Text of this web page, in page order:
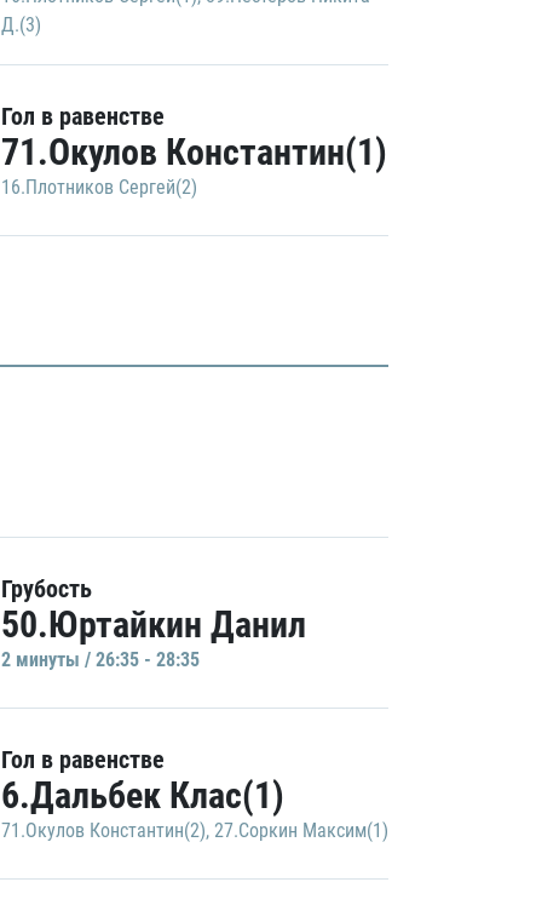
Д.(3)
Гол в равенстве
71.Окулов Константин(1)
16.Плотников Сергей(2)
Грубость
50.Юртайкин Данил
2 минуты / 26:35 - 28:35
Гол в равенстве
6.Дальбек Клас(1)
71.Окулов Константин(2), 27.Соркин Максим(1)